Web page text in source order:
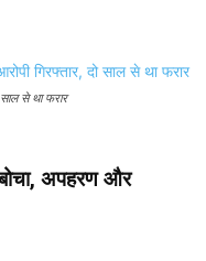
साल से था फरार
अपहरण और